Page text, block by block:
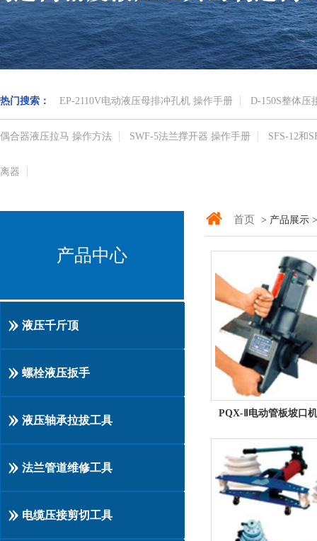
热门搜索： EP-2110V电动液压母排冲孔机 操作手册 D-150S整体压
偶合器液压拉马 操作方法 SWF-5法兰撑开器 操作手册 SFS-12和
离器
产品中心
液压千斤顶
螺栓液压扳手
液压轴承拉拔工具
法兰管道维修工具
电缆压接剪切工具
首页 > 产品展示